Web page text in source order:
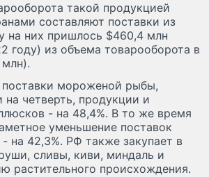
такой продукцией
составляют поставки из
на них пришлось $460,4 млн
году) из объема товарооборота в
поставки мороженой рыбы,
четверть, продукции и
- на 48,4%. В то же время
уменьшение поставок
на 42,3%. РФ также закупает в
сливы, киви, миндаль и
растительного происхождения.